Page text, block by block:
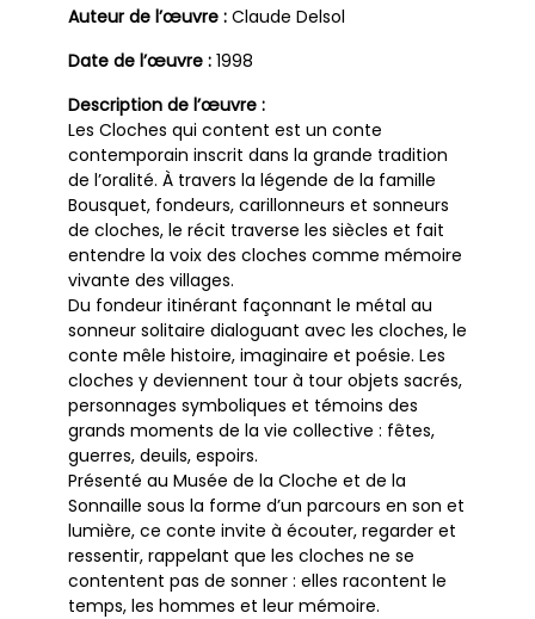
Auteur de l’œuvre : Claude Delsol
Date de l’œuvre : 1998
Description de l’œuvre :
Les Cloches qui content est un conte
contemporain inscrit dans la grande tradition
de l’oralité. À travers la légende de la famille
Bousquet, fondeurs, carillonneurs et sonneurs
de cloches, le récit traverse les siècles et fait
entendre la voix des cloches comme mémoire
vivante des villages.
Du fondeur itinérant façonnant le métal au
sonneur solitaire dialoguant avec les cloches, le
conte mêle histoire, imaginaire et poésie. Les
cloches y deviennent tour à tour objets sacrés,
personnages symboliques et témoins des
grands moments de la vie collective : fêtes,
guerres, deuils, espoirs.
Présenté au Musée de la Cloche et de la
Sonnaille sous la forme d’un parcours en son et
lumière, ce conte invite à écouter, regarder et
ressentir, rappelant que les cloches ne se
contentent pas de sonner : elles racontent le
temps, les hommes et leur mémoire.